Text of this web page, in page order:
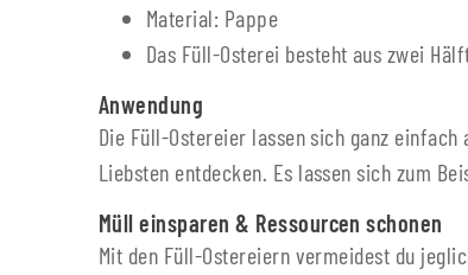
Material: Pappe
Das Füll-Osterei besteht aus zwei
Anwendung
Die Füll-Ostereier lassen sich ganz
Liebsten entdecken. Es lassen sich zum
Müll einsparen & Ressourcen schonen
Mit den Füll-Ostereiern vermeidest du